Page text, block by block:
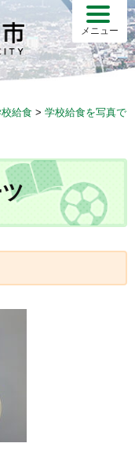
メニュー
給食 > 学校給食を写真で